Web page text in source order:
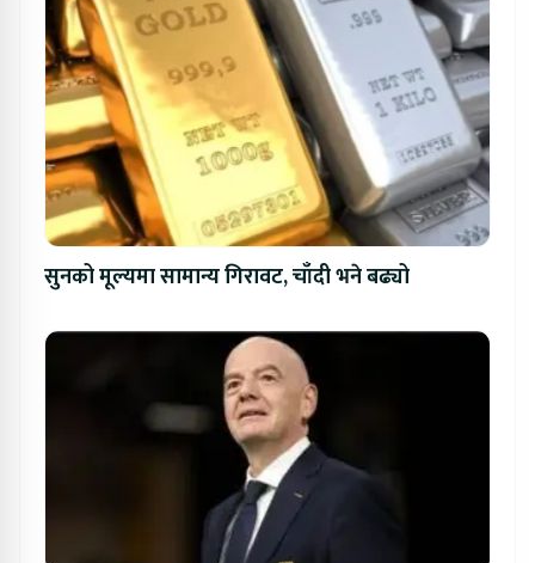
सुनको मूल्यमा सामान्य गिरावट, चाँदी भने बढ्यो